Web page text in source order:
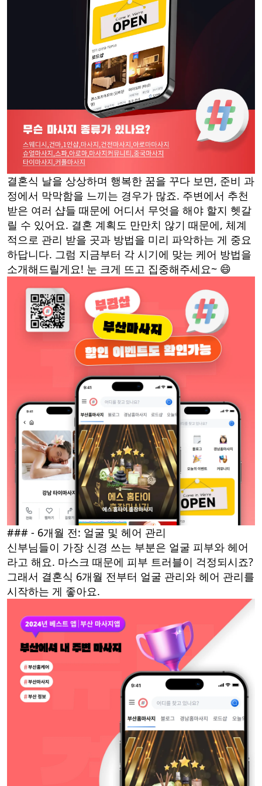
결혼식 날을 상상하며 행복한 꿈을 꾸다 보면, 준비 과
정에서 막막함을 느끼는 경우가 많죠. 주변에서 추천
받은 여러 샵들 때문에 어디서 무엇을 해야 할지 헷갈
릴 수 있어요. 결혼 계획도 만만치 않기 때문에, 체계
적으로 관리 받을 곳과 방법을 미리 파악하는 게 중요
하답니다. 그럼 지금부터 각 시기에 맞는 케어 방법을
소개해드릴게요! 눈 크게 뜨고 집중해주세요~ 😄
### - 6개월 전: 얼굴 및 헤어 관리
신부님들이 가장 신경 쓰는 부분은 얼굴 피부와 헤어
라고 해요. 마스크 때문에 피부 트러블이 걱정되시죠?
그래서 결혼식 6개월 전부터 얼굴 관리와 헤어 관리를
시작하는 게 좋아요.